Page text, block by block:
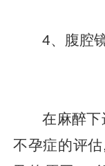
4、腹腔镜
在麻醉下进
不孕症的评